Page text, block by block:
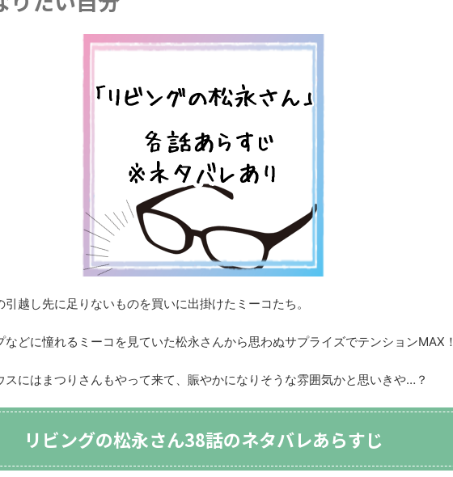
引越し先に足りないものを買いに出掛けたミーコたち。
などに憧れるミーコを見ていた松永さんから思わぬサプライズでテンションMAX！
スにはまつりさんもやって来て、賑やかになりそうな雰囲気かと思いきや…？
リビングの松永さん38話のネタバレあらすじ